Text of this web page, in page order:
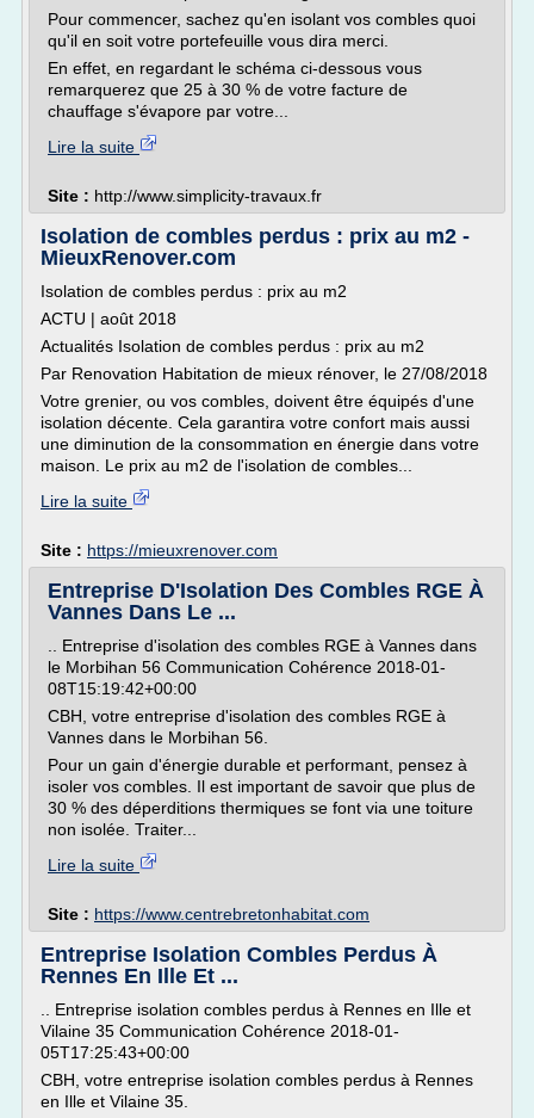
Pour commencer, sachez qu'en isolant vos combles quoi
qu'il en soit votre portefeuille vous dira merci.
En effet, en regardant le schéma ci-dessous vous
remarquerez que 25 à 30 % de votre facture de
chauffage s'évapore par votre...
Lire la suite
Site : http://www.simplicity-travaux.fr
Isolation de combles perdus : prix au m2 -
MieuxRenover.com
Isolation de combles perdus : prix au m2
ACTU | août 2018
Actualités Isolation de combles perdus : prix au m2
Par Renovation Habitation de mieux rénover, le 27/08/2018
Votre grenier, ou vos combles, doivent être équipés d'une
isolation décente. Cela garantira votre confort mais aussi
une diminution de la consommation en énergie dans votre
maison. Le prix au m2 de l'isolation de combles...
Lire la suite
Site : https://mieuxrenover.com
Entreprise D'Isolation Des Combles RGE À
Vannes Dans Le ...
.. Entreprise d'isolation des combles RGE à Vannes dans
le Morbihan 56 Communication Cohérence 2018-01-
08T15:19:42+00:00
CBH, votre entreprise d'isolation des combles RGE à
Vannes dans le Morbihan 56.
Pour un gain d'énergie durable et performant, pensez à
isoler vos combles. Il est important de savoir que plus de
30 % des déperditions thermiques se font via une toiture
non isolée. Traiter...
Lire la suite
Site : https://www.centrebretonhabitat.com
Entreprise Isolation Combles Perdus À
Rennes En Ille Et ...
.. Entreprise isolation combles perdus à Rennes en Ille et
Vilaine 35 Communication Cohérence 2018-01-
05T17:25:43+00:00
CBH, votre entreprise isolation combles perdus à Rennes
en Ille et Vilaine 35.